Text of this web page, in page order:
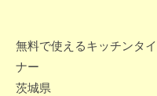
無料で使えるキッチンタ
ナー
コ
茨城県